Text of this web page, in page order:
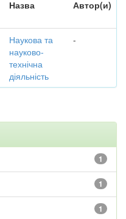
Назва Автор(и)
Наукова та
науково-
технічна
діяльність
-
1
1
1